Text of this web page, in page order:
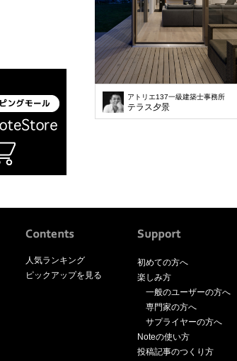
アトリエ137一級建築士事務所
テラス夕景
人気ランキング
ピックアップを見る
初めての方へ
楽しみ方
一般のユーザーの方へ
専門家の方へ
サプライヤーの方へ
Noteの使い方
投稿記事のつくり方